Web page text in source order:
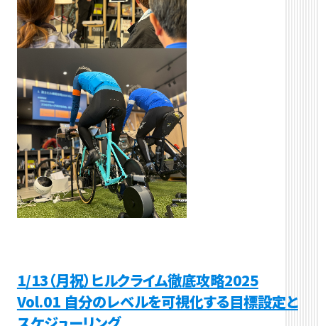
1/13（月祝）ヒルクライム徹底攻略2025
Vol.01 自分のレベルを可視化する目標設定と